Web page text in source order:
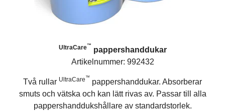
UltraCare™ pappershanddukar
Artikelnummer: 992432
Två rullar UltraCare ™ pappershanddukar. Absorberar
smuts och vätska och kan lätt rivas av. Passar till alla
pappershanddukshållare av standardstorlek.